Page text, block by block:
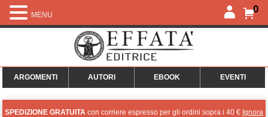
0
ARGOMENTI AUTORI EBOOK EVENTI
SPEDIZIONE GRATUITA con corriere espresso per gli ordini sopra i 40 € Ignora
MENU